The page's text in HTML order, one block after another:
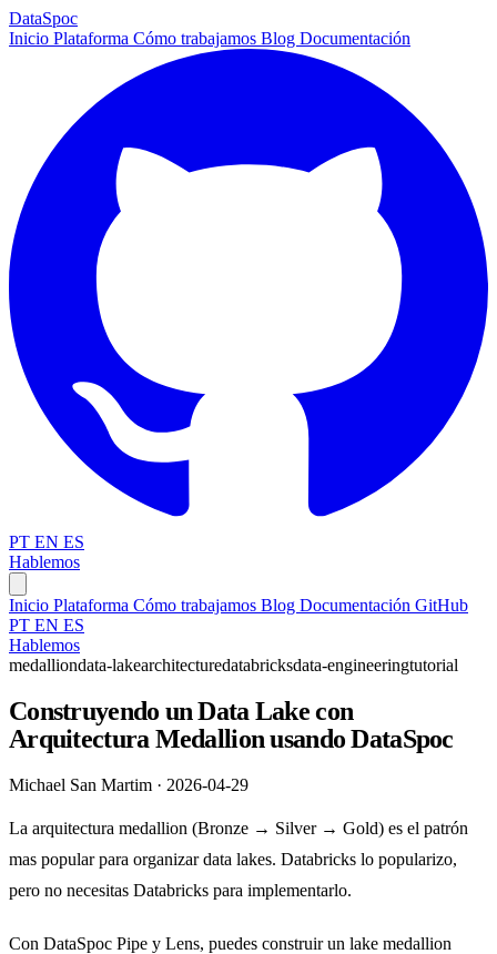
DataSpoc
Inicio Plataforma Cómo trabajamos Blog Documentación
PT EN ES
Hablemos
Inicio Plataforma Cómo trabajamos Blog Documentación GitHub
PT EN ES
Hablemos
medalliondata-lakearchitecturedatabricksdata-engineeringtutorial
Construyendo un Data Lake con
Arquitectura Medallion usando DataSpoc
Michael San Martim · 2026-04-29
La arquitectura medallion (Bronze → Silver → Gold) es el patrón
mas popular para organizar data lakes. Databricks lo popularizo,
pero no necesitas Databricks para implementarlo.
Con DataSpoc Pipe y Lens, puedes construir un lake medallion